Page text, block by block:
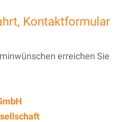
Kontaktformular
erreichen Sie